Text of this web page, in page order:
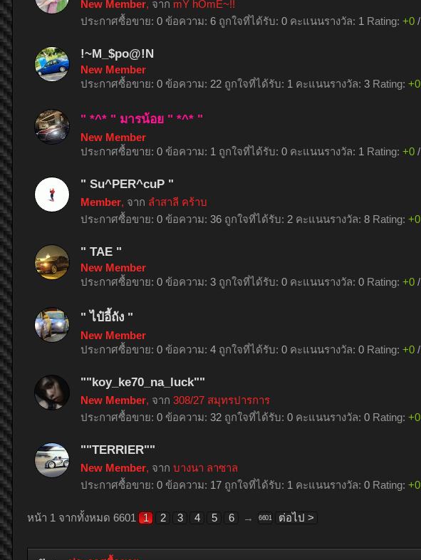
New Member, จาก mY hOmE~!!
ประกาศซื้อขาย: 0 ข้อความ: 6 ถูกใจที่ได้รับ: 0 คะแนนรางวัล: 1 Rating: +0 /
!~M_$po@!N
New Member
ประกาศซื้อขาย: 0 ข้อความ: 22 ถูกใจที่ได้รับ: 1 คะแนนรางวัล: 3 Rating: +0
" *^* " มารน้อย " *^* "
New Member
ประกาศซื้อขาย: 0 ข้อความ: 1 ถูกใจที่ได้รับ: 0 คะแนนรางวัล: 1 Rating: +0 /
" Su^PER^cuP "
Member, จาก ลำสาลี คร้าบ
ประกาศซื้อขาย: 0 ข้อความ: 36 ถูกใจที่ได้รับ: 2 คะแนนรางวัล: 8 Rating: +0
" TAE "
New Member
ประกาศซื้อขาย: 0 ข้อความ: 3 ถูกใจที่ได้รับ: 0 คะแนนรางวัล: 0 Rating: +0 /
" ไป๋อี้ถัง "
New Member
ประกาศซื้อขาย: 0 ข้อความ: 4 ถูกใจที่ได้รับ: 0 คะแนนรางวัล: 0 Rating: +0 /
""koy_ke70_na_luck""
New Member, จาก 308/27 สมุทรปารการ
ประกาศซื้อขาย: 0 ข้อความ: 32 ถูกใจที่ได้รับ: 0 คะแนนรางวัล: 0 Rating: +0
""TERRIER""
New Member, จาก บางนา ลาซาล
ประกาศซื้อขาย: 0 ข้อความ: 17 ถูกใจที่ได้รับ: 1 คะแนนรางวัล: 0 Rating: +0
หน้า 1 จากทั้งหมด 6601 1 2 3 4 5 6 → 6601 ต่อไป >